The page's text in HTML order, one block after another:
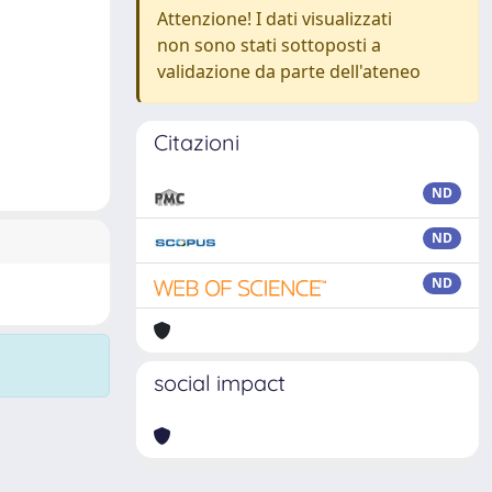
Attenzione! I dati visualizzati
non sono stati sottoposti a
validazione da parte dell'ateneo
Citazioni
ND
ND
ND
social impact